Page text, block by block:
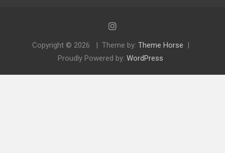
Copyright © 2026 Theme by: Theme Horse
Proudly Powered by: WordPress